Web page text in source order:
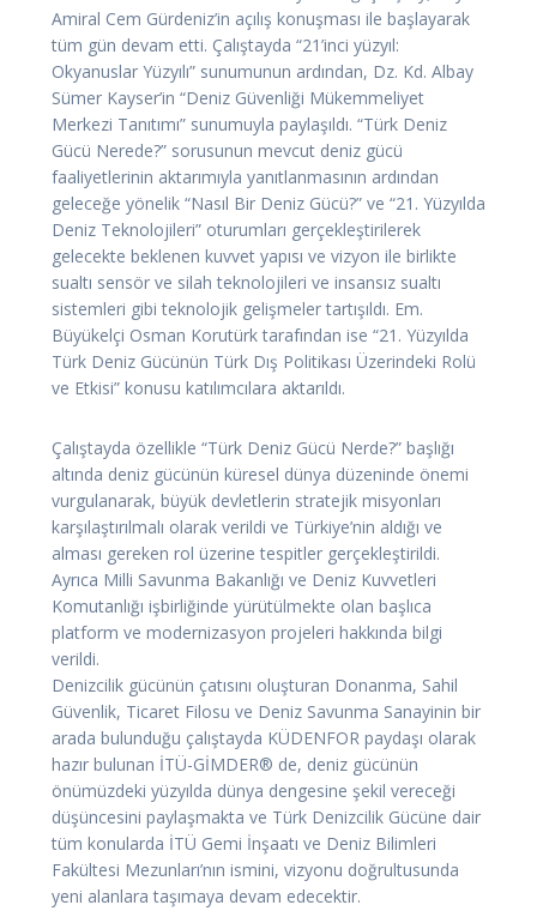
Amiral Cem Gürdeniz’in açılış konuşması ile başlayarak
tüm gün devam etti. Çalıştayda “21’inci yüzyıl:
Okyanuslar Yüzyılı” sunumunun ardından, Dz. Kd. Albay
Sümer Kayser’in “Deniz Güvenliği Mükemmeliyet
Merkezi Tanıtımı” sunumuyla paylaşıldı. “Türk Deniz
Gücü Nerede?” sorusunun mevcut deniz gücü
faaliyetlerinin aktarımıyla yanıtlanmasının ardından
geleceğe yönelik “Nasıl Bir Deniz Gücü?” ve “21. Yüzyılda
Deniz Teknolojileri” oturumları gerçekleştirilerek
gelecekte beklenen kuvvet yapısı ve vizyon ile birlikte
sualtı sensör ve silah teknolojileri ve insansız sualtı
sistemleri gibi teknolojik gelişmeler tartışıldı. Em.
Büyükelçi Osman Korutürk tarafından ise “21. Yüzyılda
Türk Deniz Gücünün Türk Dış Politikası Üzerindeki Rolü
ve Etkisi” konusu katılımcılara aktarıldı.
Çalıştayda özellikle “Türk Deniz Gücü Nerde?” başlığı
altında deniz gücünün küresel dünya düzeninde önemi
vurgulanarak, büyük devletlerin stratejik misyonları
karşılaştırılmalı olarak verildi ve Türkiye’nin aldığı ve
alması gereken rol üzerine tespitler gerçekleştirildi.
Ayrıca Milli Savunma Bakanlığı ve Deniz Kuvvetleri
Komutanlığı işbirliğinde yürütülmekte olan başlıca
platform ve modernizasyon projeleri hakkında bilgi
verildi.
Denizcilik gücünün çatısını oluşturan Donanma, Sahil
Güvenlik, Ticaret Filosu ve Deniz Savunma Sanayinin bir
arada bulunduğu çalıştayda KÜDENFOR paydaşı olarak
hazır bulunan İTÜ-GİMDER® de, deniz gücünün
önümüzdeki yüzyılda dünya dengesine şekil vereceği
düşüncesini paylaşmakta ve Türk Denizcilik Gücüne dair
tüm konularda İTÜ Gemi İnşaatı ve Deniz Bilimleri
Fakültesi Mezunları’nın ismini, vizyonu doğrultusunda
yeni alanlara taşımaya devam edecektir.